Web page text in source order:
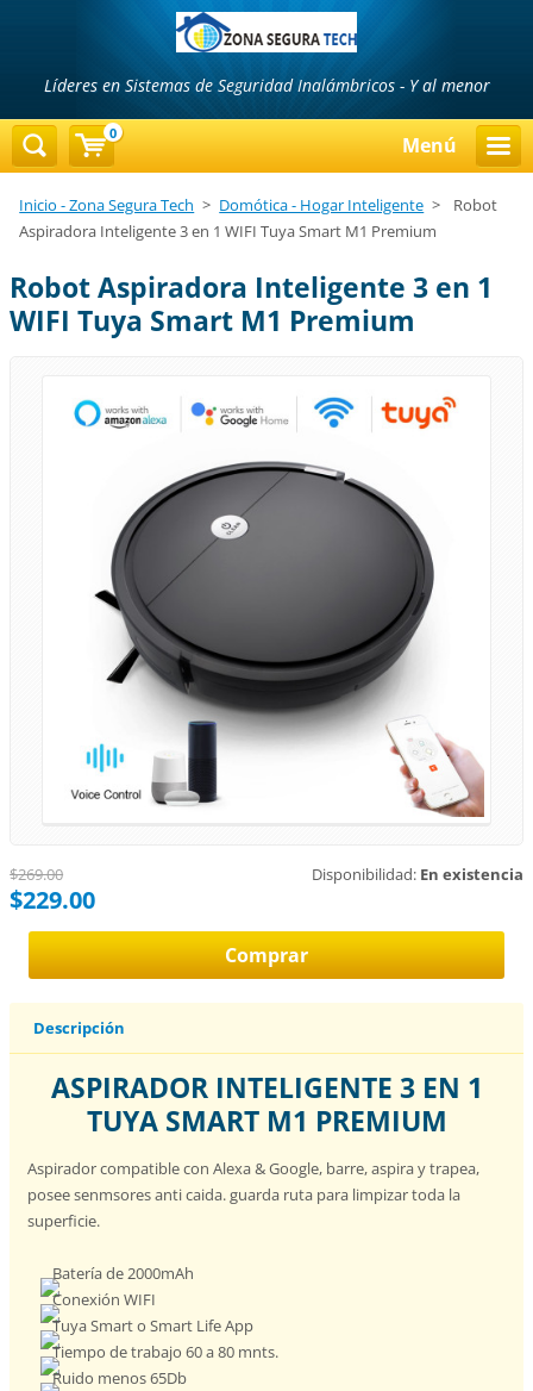
Líderes en Sistemas de Seguridad Inalámbricos - Y al menor
Menú
Inicio - Zona Segura Tech > Domótica - Hogar Inteligente >
Robot
Aspiradora Inteligente 3 en 1 WIFI Tuya Smart M1 Premium
Robot Aspiradora Inteligente 3 en 1
WIFI Tuya Smart M1 Premium
Disponibilidad: En existencia
$269.00
$229.00
Descripción
ASPIRADOR INTELIGENTE 3 EN 1
TUYA SMART M1 PREMIUM
Aspirador compatible con Alexa & Google, barre, aspira y trapea,
posee senmsores anti caida. guarda ruta para limpizar toda la
superficie.
Batería de 2000mAh
Conexión WIFI
Tuya Smart o Smart Life App
Tiempo de trabajo 60 a 80 mnts.
Ruido menos 65Db
0